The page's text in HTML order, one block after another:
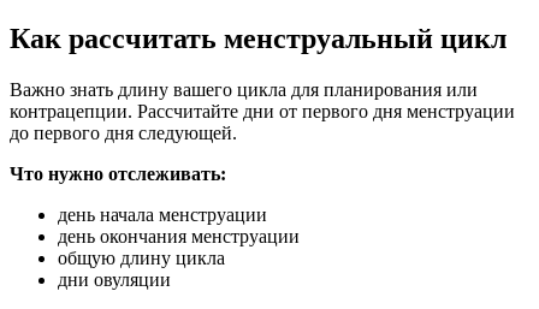
Как рассчитать менструальный цикл
Важно знать длину вашего цикла для планирования или
контрацепции. Рассчитайте дни от первого дня менструации
до первого дня следующей.
Что нужно отслеживать:
день начала менструации
день окончания менструации
общую длину цикла
дни овуляции